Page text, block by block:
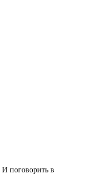
И поговорить в